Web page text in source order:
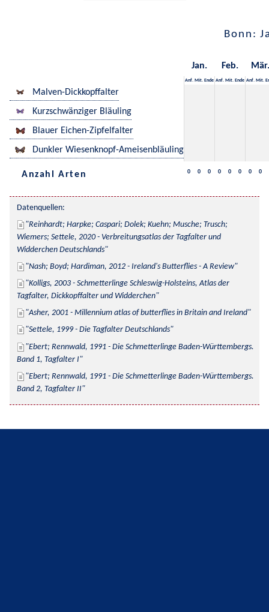
Bonn:
Jan. Feb. Mär.
Anf. Mit. Ende Anf. Mit. Ende Anf. Mit.
Malven-Dickkopffalter
Kurzschwänziger Bläuling
Blauer Eichen-Zipfelfalter
Dunkler Wiesenknopf-Ameisenbläuling
Anzahl Arten 0 0 0 0 0 0 0 0
Datenquellen:
Reinhardt; Harpke; Caspari; Dolek; Kuehn; Musche; Trusch;
Wiemers; Settele, 2020 - Verbreitungsatlas der Tagfalter und
Widderchen Deutschlands
Nash; Boyd; Hardiman, 2012 - Ireland's Butterflies - A Review
Kolligs, 2003 - Schmetterlinge Schleswig-Holsteins, Atlas der
Tagfalter, Dickkopffalter und Widderchen
Asher, 2001 - Millennium atlas of butterflies in Britain and Ireland
Settele, 1999 - Die Tagfalter Deutschlands
Ebert; Rennwald, 1991 - Die Schmetterlinge Baden-Württembergs.
Band 1, Tagfalter I
Ebert; Rennwald, 1991 - Die Schmetterlinge Baden-Württembergs.
Band 2, Tagfalter II